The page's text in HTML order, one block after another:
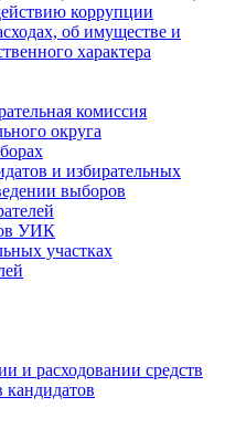
коррупции
об имуществе и
характера
комиссия
округа
и избирательных
выборов
УИК
участках
и расходовании средств
кандидатов